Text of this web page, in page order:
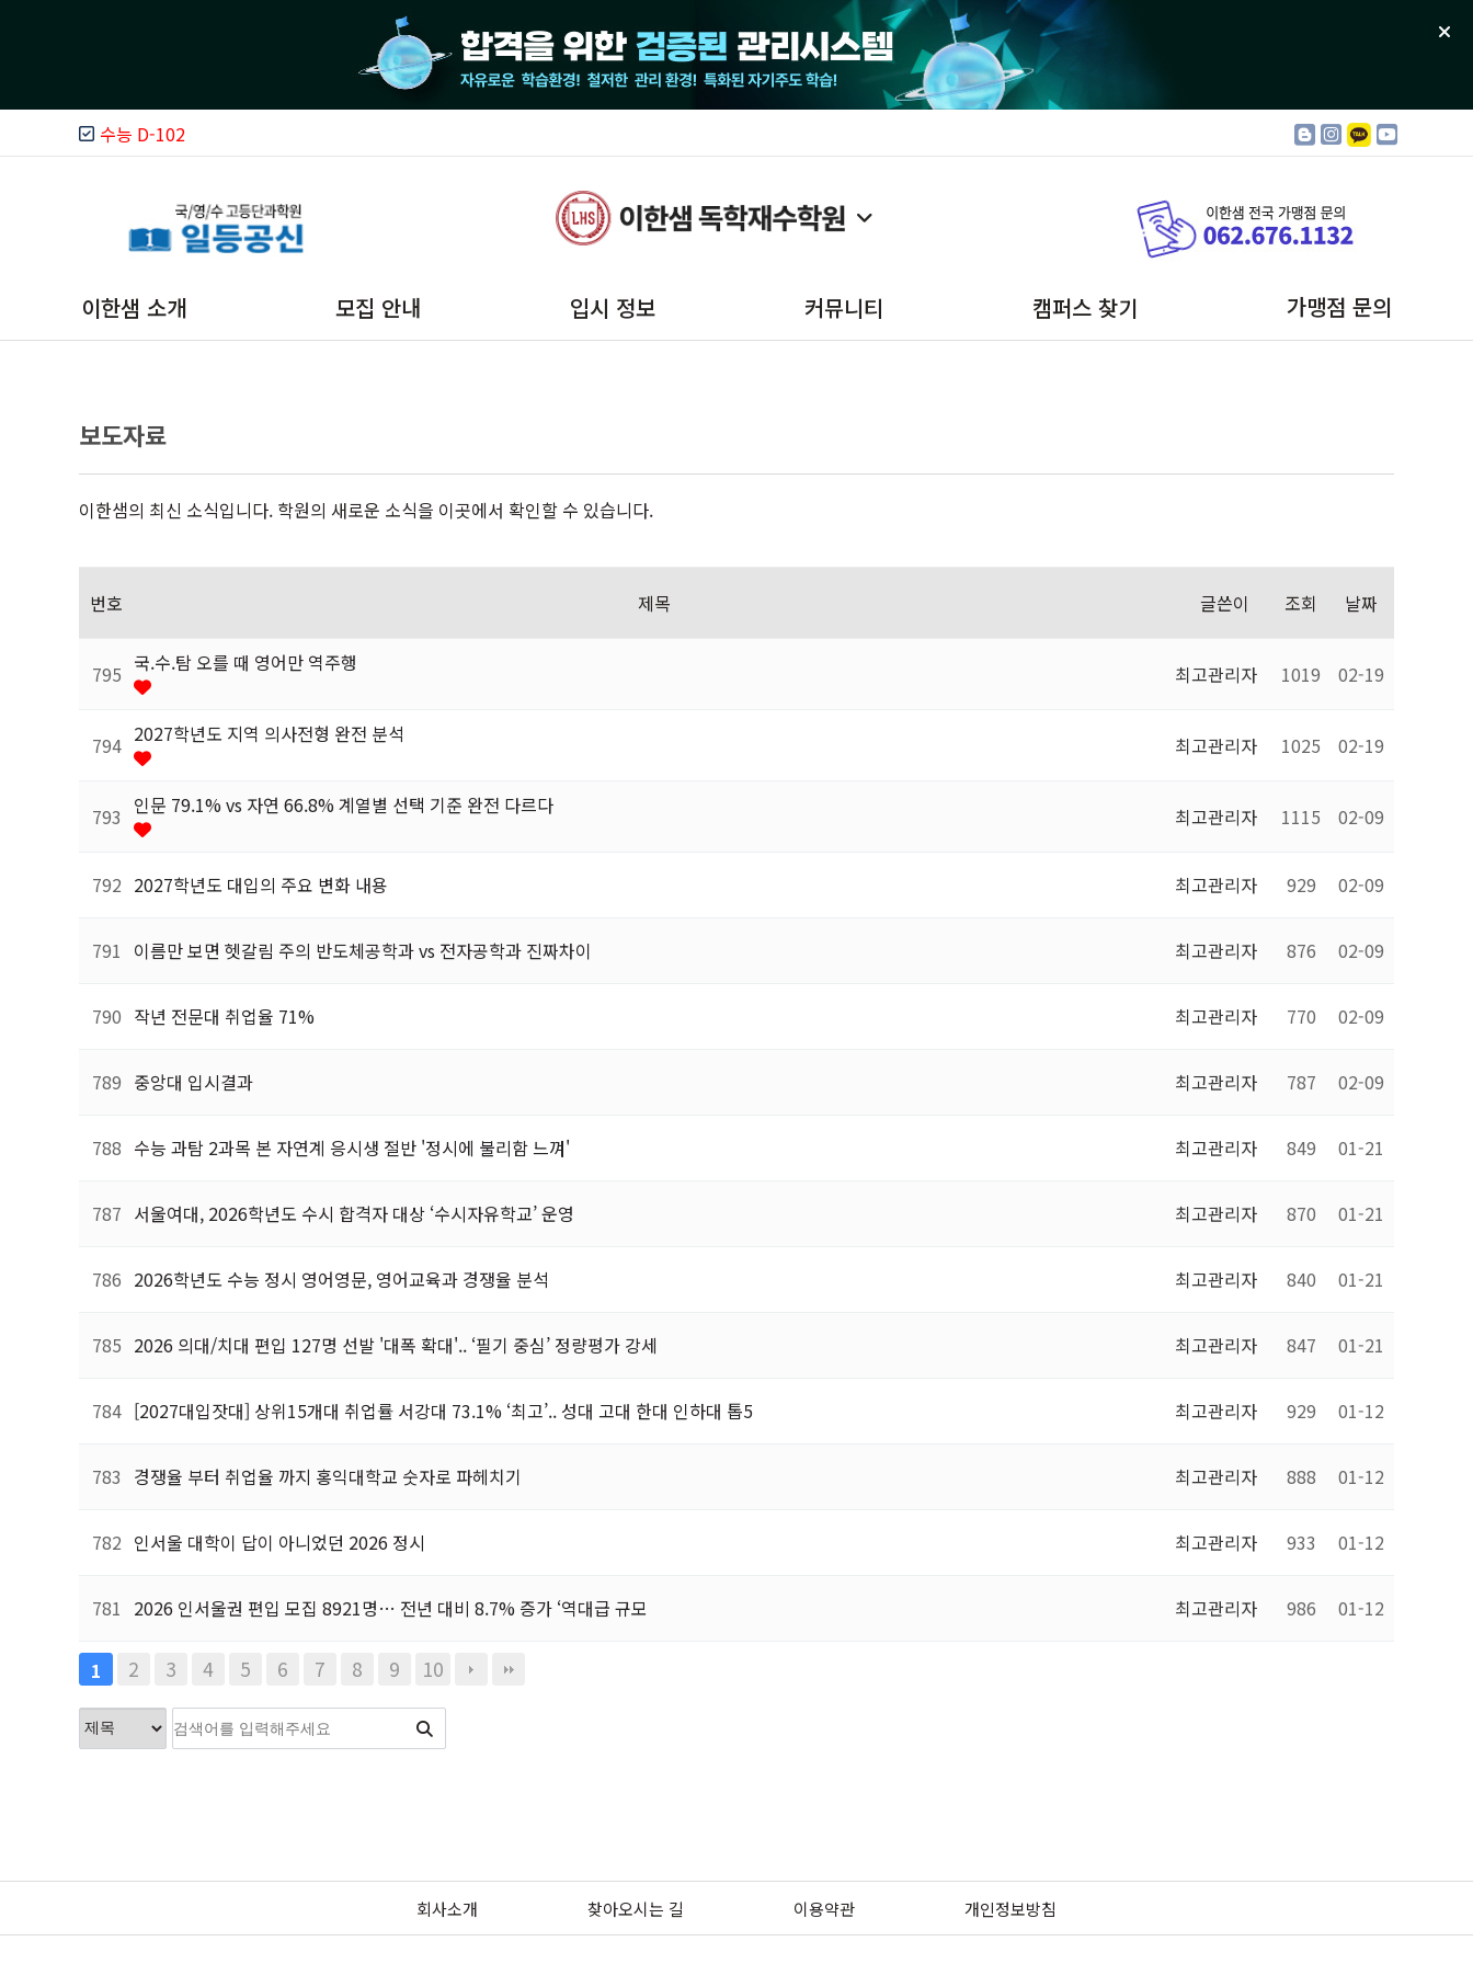
수능 D-102
이한샘 소개
운영철학
모집 안내
N수정규반
재학생반
입시 정보 커뮤니티 캠퍼스 찾기
수완캠퍼스
가맹점 문의
보도자료
이한샘의 최신 소식입니다. 학원의 새로운 소식을 이곳에서 확인할 수 있습니다.
번호 제목 글쓴이 조회 날짜
795 국.수.탐 오를 때 영어만 역주행 최고관리자 1019 02-19
794 2027학년도 지역 의사전형 완전 분석 최고관리자 1025 02-19
793 인문 79.1% vs 자연 66.8% 계열별 선택 기준 완전 다르다 최고관리자 1115 02-09
792 2027학년도 대입의 주요 변화 내용 최고관리자 929 02-09
791 이름만 보면 헷갈림 주의 반도체공학과 vs 전자공학과 진짜차이 최고관리자 876 02-09
790 작년 전문대 취업율 71% 최고관리자 770 02-09
789 중앙대 입시결과 최고관리자 787 02-09
788 수능 과탐 2과목 본 자연계 응시생 절반 '정시에 불리함 느껴' 최고관리자 849 01-21
787 서울여대, 2026학년도 수시 합격자 대상 ‘수시자유학교’ 운영 최고관리자 870 01-21
786 2026학년도 수능 정시 영어영문, 영어교육과 경쟁율 분석 최고관리자 840 01-21
785 2026 의대/치대 편입 127명 선발 '대폭 확대'.. ‘필기 중심’ 정량평가 강세 최고관리자 847 01-21
784 [2027대입잣대] 상위15개대 취업률 서강대 73.1% ‘최고’.. 성대 고대 한대 인하대 톱5 최고관리자 929 01-12
783 경쟁율 부터 취업율 까지 홍익대학교 숫자로 파헤치기 최고관리자 888 01-12
782 인서울 대학이 답이 아니었던 2026 정시 최고관리자 933 01-12
781 2026 인서울권 편입 모집 8921명… 전년 대비 8.7% 증가 ‘역대급 규모 최고관리자 986 01-12
1 2 3 4 5 6 7 8 9 10
회사소개 찾아오시는 길 이용약관 개인정보방침